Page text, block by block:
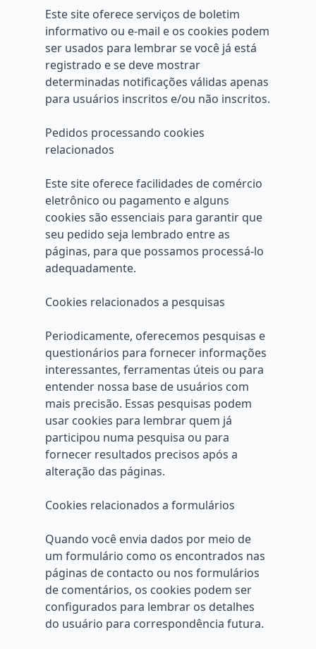
Este site oferece serviços de boletim
informativo ou e-mail e os cookies podem
ser usados ​​para lembrar se você já está
registrado e se deve mostrar
determinadas notificações válidas apenas
para usuários inscritos e/ou não inscritos.
Pedidos processando cookies
relacionados
Este site oferece facilidades de comércio
eletrônico ou pagamento e alguns
cookies são essenciais para garantir que
seu pedido seja lembrado entre as
páginas, para que possamos processá-lo
adequadamente.
Cookies relacionados a pesquisas
Periodicamente, oferecemos pesquisas e
questionários para fornecer informações
interessantes, ferramentas úteis ou para
entender nossa base de usuários com
mais precisão. Essas pesquisas podem
usar cookies para lembrar quem já
participou numa pesquisa ou para
fornecer resultados precisos após a
alteração das páginas.
Cookies relacionados a formulários
Quando você envia dados por meio de
um formulário como os encontrados nas
páginas de contacto ou nos formulários
de comentários, os cookies podem ser
configurados para lembrar os detalhes
do usuário para correspondência futura.